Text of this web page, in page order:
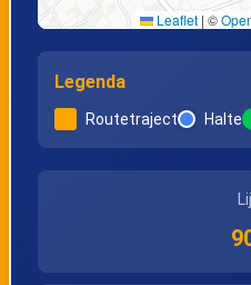
Leaflet | ©
Legenda
Routetraject Halte